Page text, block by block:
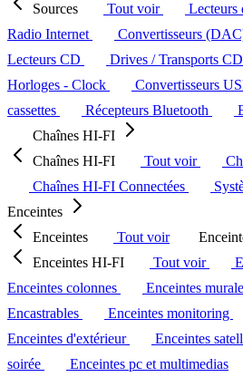
Sources
Tout voir
Lecteurs
Radio Internet
Convertisseurs
Lecteurs CD
Drives / Transports CD
Horloges - Clock
Convertisseurs
cassettes
Récepteurs Bluetooth
Chaînes HI-FI
Chaînes HI-FI
Tout voir
Chaînes HI-FI Connectées
Enceintes
Enceintes
Tout voir
Enceintes HI-FI
Tout voir
Enceintes colonnes
Enceintes
Encastrables
Enceintes monitoring
Enceintes d'extérieur
Enceintes
soirée
Enceintes pc et multimedias